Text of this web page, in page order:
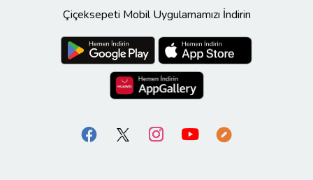
Çiçeksepeti Mobil Uygulamamızı İndirin